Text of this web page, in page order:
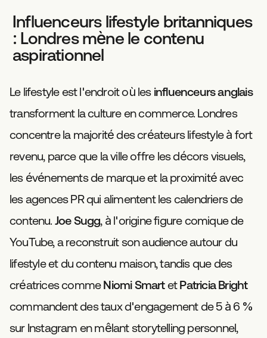
Influenceurs lifestyle britanniques
: Londres mène le contenu
aspirationnel
Le lifestyle est l'endroit où les influenceurs anglais
transforment la culture en commerce. Londres
concentre la majorité des créateurs lifestyle à fort
revenu, parce que la ville offre les décors visuels,
les événements de marque et la proximité avec
les agences PR qui alimentent les calendriers de
contenu. Joe Sugg, à l'origine figure comique de
YouTube, a reconstruit son audience autour du
lifestyle et du contenu maison, tandis que des
créatrices commeNiomi SmartetPatricia Bright
commandent des taux d'engagement de 5 à 6 %
sur Instagram en mêlant storytelling personnel,